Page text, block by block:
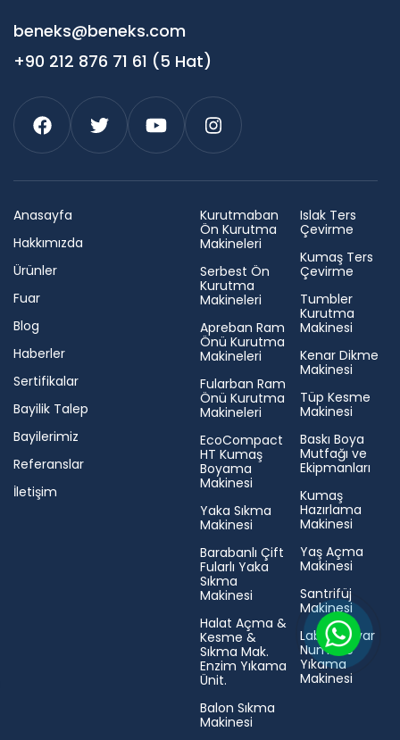
beneks@beneks.com
+90 212 876 71 61 (5 Hat)
Anasayfa
Hakkımızda
Ürünler
Fuar
Blog
Haberler
Sertifikalar
Bayilik Talep
Bayilerimiz
Referanslar
İletişim
Kurutmaban
Ön Kurutma
Makineleri
Serbest Ön
Kurutma
Makineleri
Apreban Ram
Önü Kurutma
Makineleri
Fularban Ram
Önü Kurutma
Makineleri
EcoCompact
HT Kumaş
Boyama
Makinesi
Yaka Sıkma
Makinesi
Barabanlı Çift
Fularlı Yaka
Sıkma
Makinesi
Halat Açma &
Kesme &
Sıkma Mak.
Enzim Yıkama
Ünit.
Balon Sıkma
Makinesi
Islak Ters
Çevirme
Kumaş Ters
Çevirme
Tumbler
Kurutma
Makinesi
Kenar Dikme
Makinesi
Tüp Kesme
Makinesi
Baskı Boya
Mutfağı ve
Ekipmanları
Kumaş
Hazırlama
Makinesi
Yaş Açma
Makinesi
Santrifüj
Makinesi
Laboratuvar
Numune
Yıkama
Makinesi